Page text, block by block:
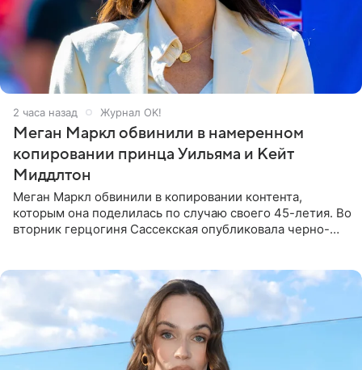
2 часа назад Журнал OK!
Меган Маркл обвинили в намеренном
копировании принца Уильяма и Кейт
Миддлтон
Меган Маркл обвинили в копировании контента,
которым она поделилась по случаю своего 45-летия. Во
вторник герцогиня Сассекская опубликовала черно-